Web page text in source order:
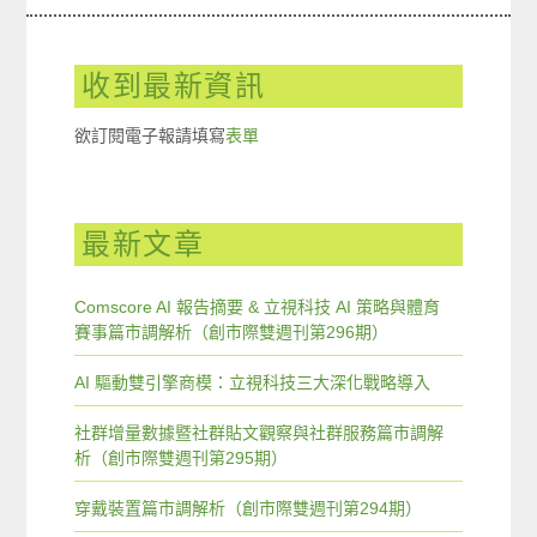
收到最新資訊
欲訂閱電子報請填寫表單
最新文章
Comscore AI 報告摘要 & 立視科技 AI 策略與體育
賽事篇市調解析（創市際雙週刊第296期）
AI 驅動雙引擎商模：立視科技三大深化戰略導入
社群增量數據暨社群貼文觀察與社群服務篇市調解
析（創市際雙週刊第295期）
穿戴裝置篇市調解析（創市際雙週刊第294期）